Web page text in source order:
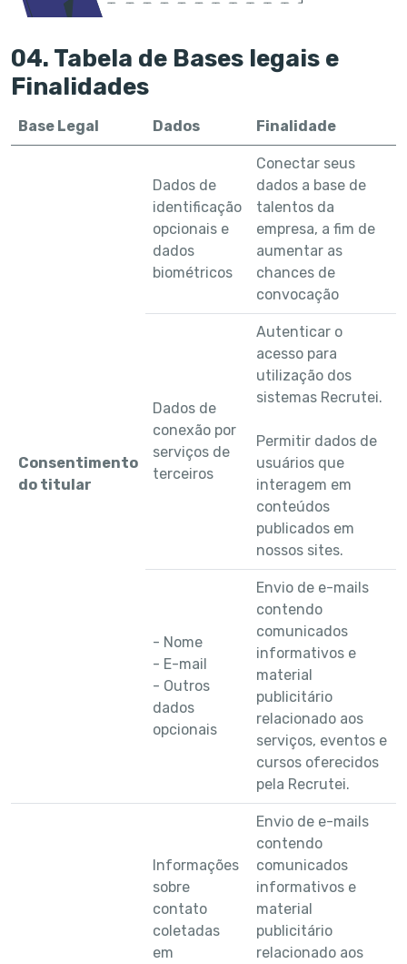
04. Tabela de Bases legais e
Finalidades
Base Legal Dados Finalidade
Consentimento
do titular
Dados de
identificação
opcionais e
dados
biométricos
Conectar seus
dados a base de
talentos da
empresa, a fim de
aumentar as
chances de
convocação
Dados de
conexão por
serviços de
terceiros
Autenticar o
acesso para
utilização dos
sistemas Recrutei.
Permitir dados de
usuários que
interagem em
conteúdos
publicados em
nossos sites.
- Nome
- E-mail
- Outros
dados
opcionais
Envio de e-mails
contendo
comunicados
informativos e
material
publicitário
relacionado aos
serviços, eventos e
cursos oferecidos
pela Recrutei.
Informações
sobre
contato
coletadas
em
Envio de e-mails
contendo
comunicados
informativos e
material
publicitário
relacionado aos